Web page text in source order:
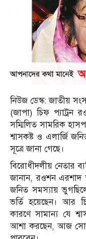
নিউজ ডেস্ক: জাতীয়
(জাপা) চিফ প্যাট্রন
সম্মিলিত সামরিক
শ্বাসকষ্ট ও এলার্জি
সূত্রে জানা গেছে।
বিরোধীদলীয় নেতার
জানান, রওশন এরশাদ
জনিত সমস্যায়
ভর্তি হয়েছেন। আর
কারণে সামান্য যে
আশা করছেন, আজ